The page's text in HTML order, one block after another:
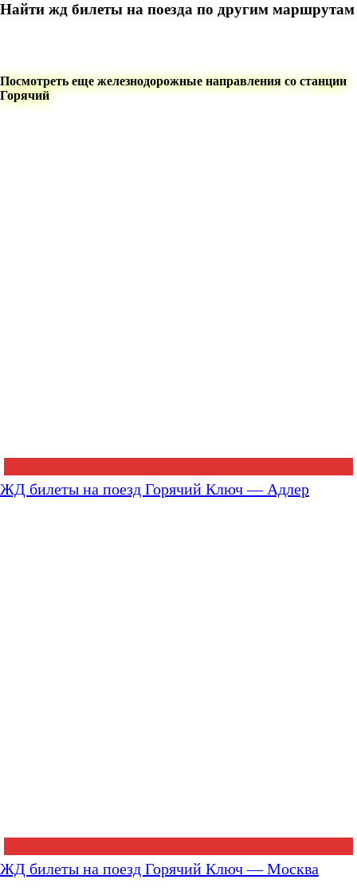
Найти жд билеты на поезда по другим маршрутам
Посмотреть еще железнодорожные направления со станции
Горячий
ЖД билеты на поезд Горячий Ключ — Адлер
ЖД билеты на поезд Горячий Ключ — Москва